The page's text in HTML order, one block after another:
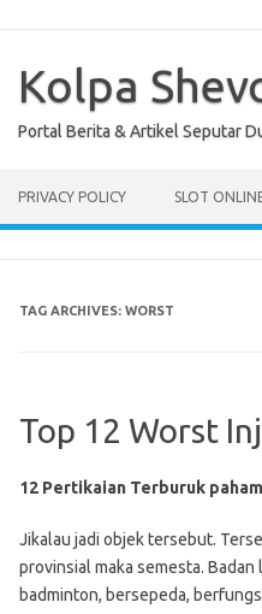
content
Kolpa
Portal Berita & Artikel Seputar
PRIVACY POLICY SLOT
TAG ARCHIVES: WORST
Top 12 Worst
12 Pertikaian Terburuk
Jikalau jadi objek tersebut.
provinsial maka semesta.
badminton, bersepeda,